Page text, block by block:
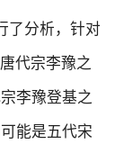
了分析，针对
代宗李豫之
李豫登基之
能是五代宋